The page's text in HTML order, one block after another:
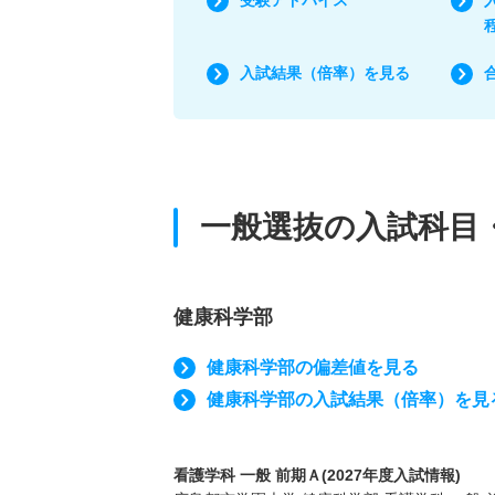
入試結果（倍率）を見る
一般選抜の入試科目
健康科学部
健康科学部の偏差値を見る
健康科学部の入試結果（倍率）を見
看護学科 一般 前期Ａ(2027年度入試情報)